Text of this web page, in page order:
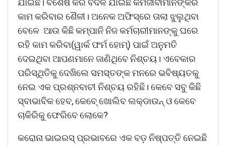
ଯାଇଛି। ବିଶେଷ କରି ବଦଳି ଯାଇଛି କର୍ମଜୀବୀମାନଙ୍କର
କାମ କରିବାର ଶୈଳୀ। ଅନେକ ଅଫିସ୍‌ରେ ତାଲା ଝୁଲୁଥିବା
ବେ‌ଳେ ଆଉ କିଛି କମ୍ପାନି ନିଜ କର୍ମଚାରୀମାନଙ୍କୁ ଘରେ
ରହି କାମ କରିବା(ୱାର୍କ ଫର୍ମ ହୋମ୍‌) ପାଇଁ ଅନୁମତି
ଦେଇଥିବା ଆପଣମାନେ ଜାଣିଥିବେ ନିଶ୍ଚୟ। ଏବେକାର
ପରିସ୍ଥିତିକୁ ଦେଖିଲେ ସମସ୍ତଙ୍କ ମନରେ ଭବିଷ୍ୟତକୁ
ନେଇ ଏକ ପ୍ରଶ୍ନବାଚୀ ନିଶ୍ଚୟ ରହିଛି। କେବେ ସବୁ କିଛି
ସ୍ବାଭାବିକ ହେବ, କେବେ୍‌ ଖୋଲିବ ଲକ୍‌ଡାଉନ୍‌ ଓ କେବେ
ଚାକିରିକୁ ଫେରିବେ ଲୋକେ?
କରୋନା ଭାଇରସ୍‌ ପ୍ରଭାବରେ ଏକ ବଡ଼ ନିଷ୍ପତ୍ତି ନେଇଛି